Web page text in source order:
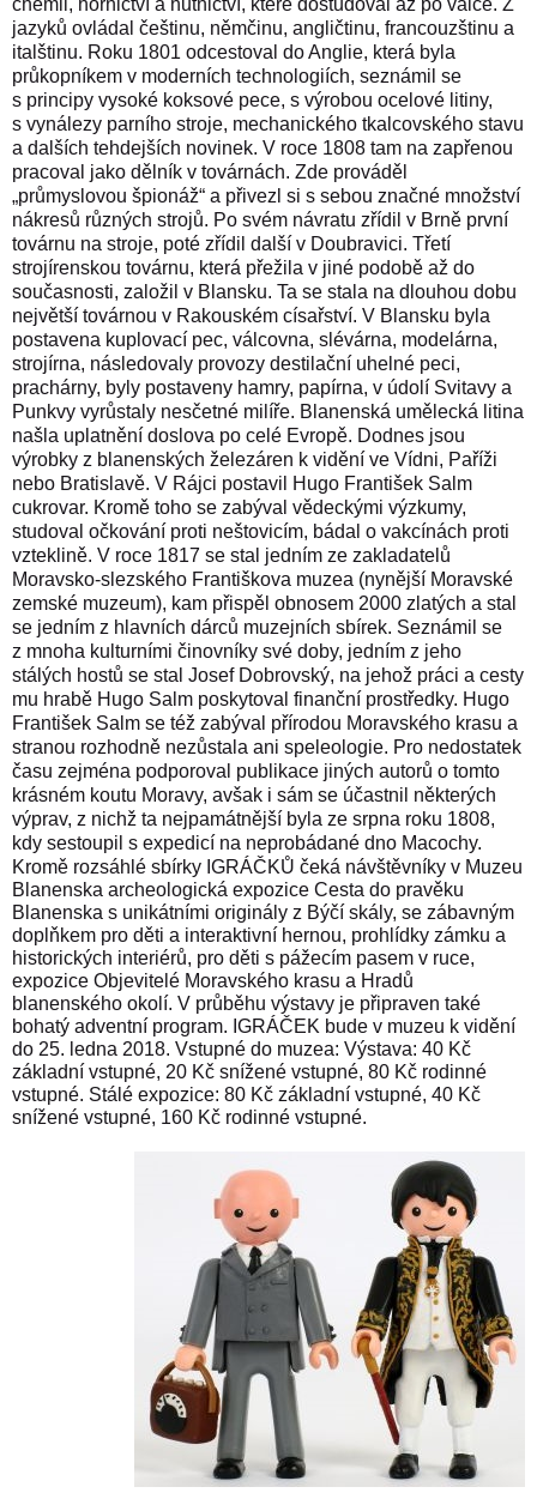
jazyků ovládal češtinu, němčinu, angličtinu, francouzštinu a
italštinu. Roku 1801 odcestoval doAnglie, která byla
průkopníkem v moderních technologiích, seznámil se
s principy vysoké koksové pece, s výrobou ocelové litiny,
s vynálezy parního stroje, mechanického tkalcovského stavu
a dalších tehdejších novinek. V roce 1808 tam na zapřenou
pracoval jako dělník v továrnách. Zde prováděl
„průmyslovou špionáž“ a přivezl si s sebou značné množství
nákresů různých strojů. Po svém návratu zřídil v Brně první
továrnu na stroje, poté zřídil další v Doubravici. Třetí
strojírenskou továrnu, která přežila v jiné podobě až do
současnosti, založil v Blansku. Ta se stala na dlouhou dobu
největší továrnou v Rakouském císařství. V Blansku byla
postavena kuplovací pec, válcovna, slévárna, modelárna,
strojírna, následovaly provozy destilační uhelné peci,
prachárny, byly postaveny hamry, papírna, v údolí Svitavy a
Punkvy vyrůstaly nesčetné milíře. Blanenská umělecká litina
našla uplatnění doslova po celé Evropě. Dodnes jsou
výrobky z blanenských železáren k vidění ve Vídni, Paříži
nebo Bratislavě. V Rájci postavil Hugo František Salm
cukrovar. Kromě toho se zabýval vědeckými výzkumy,
studoval očkování proti neštovicím, bádal o vakcínách proti
vzteklině. V roce 1817 se stal jedním ze zakladatelů
Moravsko-slezského Františkova muzea (nynější Moravské
zemské muzeum), kam přispěl obnosem 2000 zlatých a stal
se jedním z hlavních dárců muzejních sbírek. Seznámil se
z mnoha kulturními činovníky své doby, jedním z jeho
stálých hostů se stal Josef Dobrovský, na jehož práci a cesty
mu hrabě Hugo Salm poskytoval finanční prostředky. Hugo
František Salm se též zabýval přírodou Moravského krasu a
stranou rozhodně nezůstala ani speleologie. Pro nedostatek
času zejména podporoval publikace jiných autorů o tomto
krásném koutu Moravy, avšak i sám se účastnil některých
výprav, z nichž ta nejpamátnější byla ze srpna roku 1808,
kdy sestoupil s expedicí na neprobádané dno Macochy.
Kromě rozsáhlé sbírky IGRÁČKŮ čeká návštěvníky v Muzeu
Blanenska archeologická expozice Cesta do pravěku
Blanenska s unikátními originály z Býčí skály, se zábavným
doplňkem pro děti a interaktivní hernou, prohlídky zámku a
historických interiérů, pro děti s pážecím pasem v ruce,
expozice Objevitelé Moravského krasu a Hradů
blanenského okolí. V průběhu výstavy je připraven také
bohatý adventní program. IGRÁČEK bude v muzeu k vidění
do 25. ledna 2018. Vstupné do muzea: Výstava: 40 Kč
základní vstupné, 20 Kč snížené vstupné, 80 Kč rodinné
vstupné. Stálé expozice: 80 Kč základní vstupné, 40 Kč
snížené vstupné, 160 Kč rodinné vstupné.